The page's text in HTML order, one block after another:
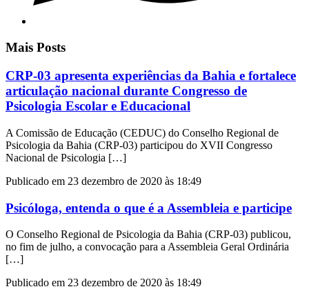
Mais Posts
CRP-03 apresenta experiências da Bahia e fortalece
articulação nacional durante Congresso de
Psicologia Escolar e Educacional
A Comissão de Educação (CEDUC) do Conselho Regional de
Psicologia da Bahia (CRP-03) participou do XVII Congresso
Nacional de Psicologia […]
Publicado em 23 dezembro de 2020 às 18:49
Psicóloga, entenda o que é a Assembleia e participe
O Conselho Regional de Psicologia da Bahia (CRP-03) publicou,
no fim de julho, a convocação para a Assembleia Geral Ordinária
[…]
Publicado em 23 dezembro de 2020 às 18:49